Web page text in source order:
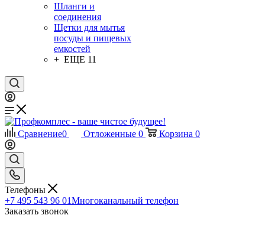
Шланги и
соединения
Щетки для мытья
посуды и пищевых
емкостей
+ ЕЩЕ 11
Сравнение0 Отложенные 0 Корзина 0
Телефоны
+7 495 543 96 01Многоканальный телефон
Заказать звонок